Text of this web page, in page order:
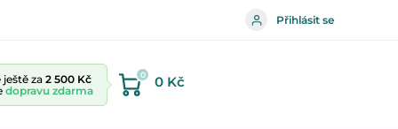
Přihlásit se
za 2 500 Kč
dopravu zdarma
0 0 Kč